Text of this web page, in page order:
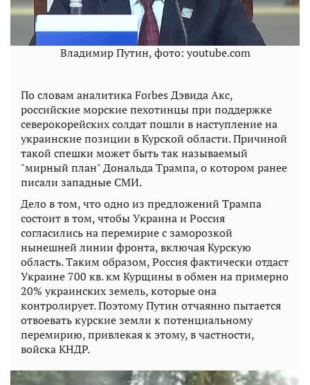
Владимир Путин, фото: youtube.com
По словам аналитика Forbes Дэвида Акс,
российские морские пехотинцы при поддержке
северокорейских солдат пошли в наступление на
украинские позиции в Курской области. Причиной
такой спешки может быть так называемый
"мирный план" Дональда Трампа, о котором ранее
писали западные СМИ.
Дело в том, что одно из предложений Трампа
состоит в том, чтобы Украина и Россия
согласились на перемирие с заморозкой
нынешней линии фронта, включая Курскую
область. Таким образом, Россия фактически отдаст
Украине 700 кв. км Курщины в обмен на примерно
20% украинских земель, которые она
контролирует. Поэтому Путин отчаянно пытается
отвоевать курские земли к потенциальному
перемирию, привлекая к этому, в частности,
войска КНДР.